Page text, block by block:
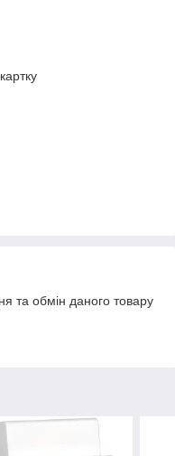
та обмін даного товару